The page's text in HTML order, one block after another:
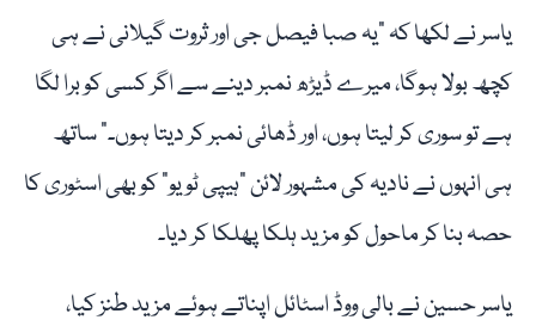
یاسر نے لکھا کہ "یہ صبا فیصل جی اور ثروت گیلانی نے ہی
کچھ بولا ہوگا، میرے ڈیڑھ نمبر دینے سے اگر کسی کو برا لگا
ہے تو سوری کر لیتا ہوں، اور ڈھائی نمبر کر دیتا ہوں۔” ساتھ
ہی انہوں نے نادیہ کی مشہور لائن "ہیپی ٹو یو” کو بھی اسٹوری کا
حصہ بنا کر ماحول کو مزید ہلکا پھلکا کر دیا۔
یاسر حسین نے بالی ووڈ اسٹائل اپناتے ہوئے مزید طنز کیا،